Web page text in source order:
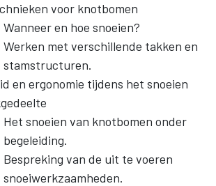
voor knotbomen
Wanneer en hoe snoeien?
Werken met verschillende takken en
stamstructuren.
en ergonomie tijdens het snoeien
Het snoeien van knotbomen onder
begeleiding.
Bespreking van de uit te voeren
snoeiwerkzaamheden.